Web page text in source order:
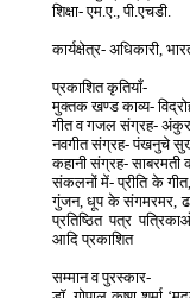
शिक्षा- एम.ए., पी.एचडी.
कार्यक्षेत्र- अधिकारी,
प्रकाशित कृतियाँ-
मुक्तक खण्ड काव्य-
गीत व गजल संग्रह-
नवगीत संग्रह- पंखनुचे
कहानी संग्रह- साबरमती
संकलनों में- प्रीति के
गुंजन, धूप के संगमरमर,
प्रतिष्ठित पत्र
आदि प्रकाशित
सम्मान व पुरस्कार-